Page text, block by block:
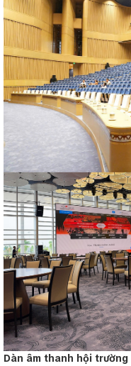
Dàn âm thanh hội trường